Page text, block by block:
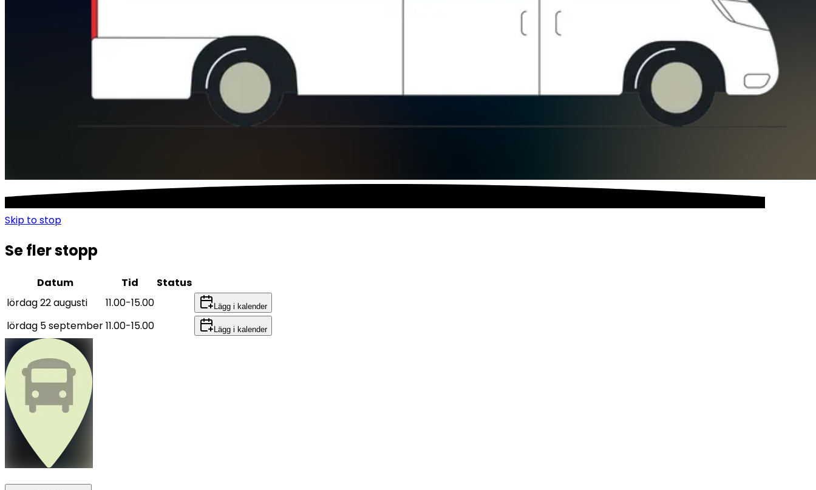
Skip tostop
Se fler stopp
Datum Tid
Status
lördag 22 augusti
11.00-15.00 Lägg i kalender
lördag 5 september11.00-15.00 Lägg i kalender